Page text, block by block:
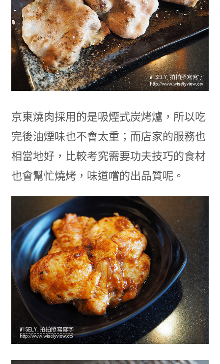
京東燒肉採用的是吸煙式炭烤爐，所以吃
完後油煙味也不會太重；而店家的服務也
相當地好，比較考究需要功夫技巧的食材
也會幫忙燒烤，味道嚐的出品質呢。